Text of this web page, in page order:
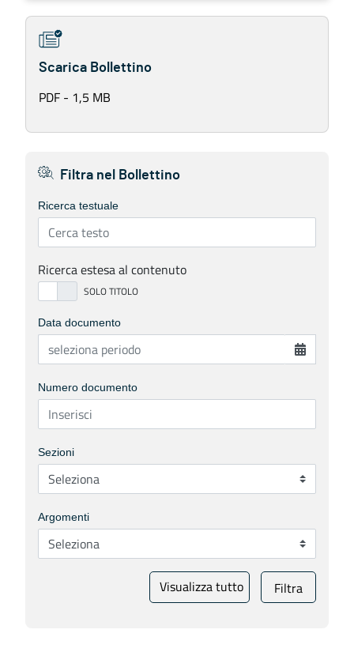
Scarica Bollettino
PDF - 1,5 MB
Filtra nel Bollettino
Ricerca testuale
Ricerca estesa al contenuto
Data documento
Numero documento
Sezioni
Argomenti
Visualizza tutto Filtra